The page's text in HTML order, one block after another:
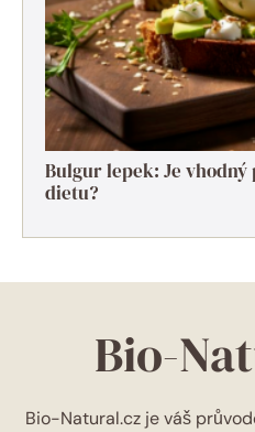
Bulgur lepek: Je
dietu?
Bio-
Bio-Natural.cz je váš